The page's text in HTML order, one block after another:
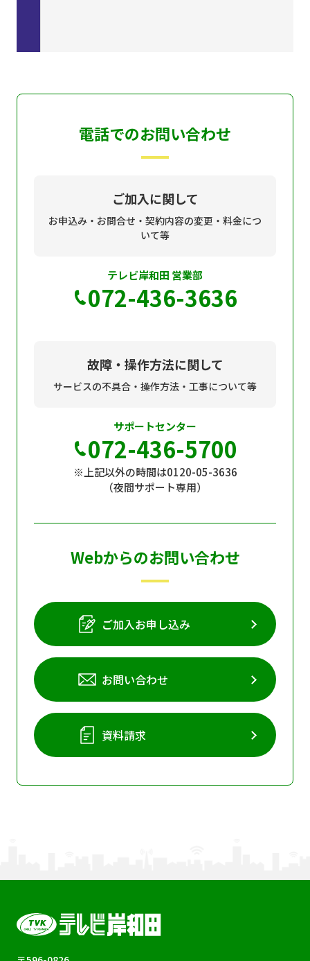
電話でのお問い合わせ
ご加入に関して
お申込み・お問合せ・契約内容の変更・料金につ
いて等
テレビ岸和田 営業部
072-436-3636
故障・操作方法に関して
サービスの不具合・操作方法・工事について等
サポートセンター
072-436-5700
※上記以外の時間は0120-05-3636
（夜間サポート専用）
Webからのお問い合わせ
ご加入お申し込み
お問い合わせ
資料請求